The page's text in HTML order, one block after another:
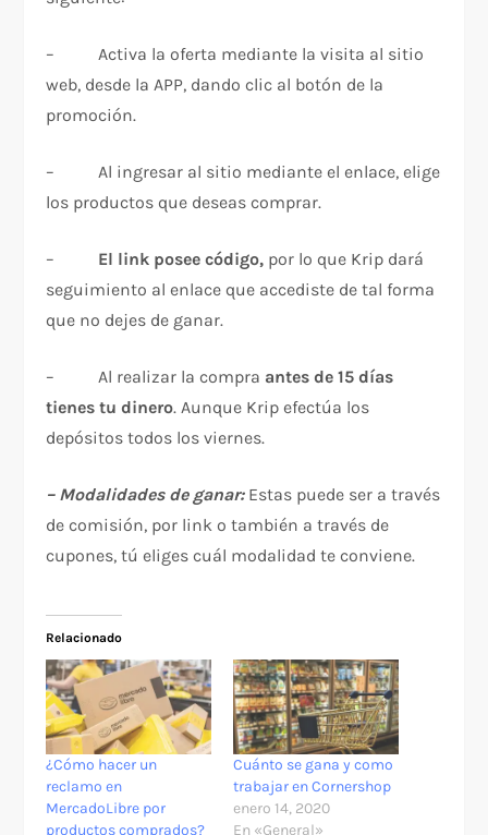
– Activa la oferta mediante la visita al sitio
web, desde la APP, dando clic al botón de la
promoción.
– Al ingresar al sitio mediante el enlace, elige
los productos que deseas comprar.
– El link posee código, por lo que Krip dará
seguimiento al enlace que accediste de tal forma
que no dejes de ganar.
– Al realizar la compra antes de 15 días
tienes tu dinero. Aunque Krip efectúa los
depósitos todos los viernes.
– Modalidades de ganar:Estas puede ser a través
de comisión, por link o también a través de
cupones, tú eliges cuál modalidad te conviene.
Relacionado
¿Cómo hacer un
reclamo en
MercadoLibre por
productos comprados?
Cuánto se gana y como
trabajar en Cornershop
enero 14, 2020
En «General»